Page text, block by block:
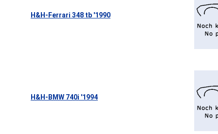
H&H-Ferrari 348 tb '1990
H&H-BMW 740i '1994